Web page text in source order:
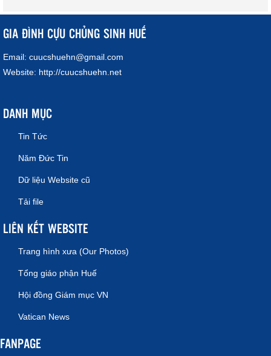
GIA ĐÌNH CỰU CHỦNG SINH HUẾ
Email: cuucshuehn@gmail.com
Website: http://cuucshuehn.net
DANH MỤC
Tin Tức
Năm Đức Tin
Dữ liệu Website cũ
Tải file
LIÊN KẾT WEBSITE
Trang hình xưa (Our Photos)
Tổng giáo phận Huế
Hội đồng Giám mục VN
Vatican News
FANPAGE